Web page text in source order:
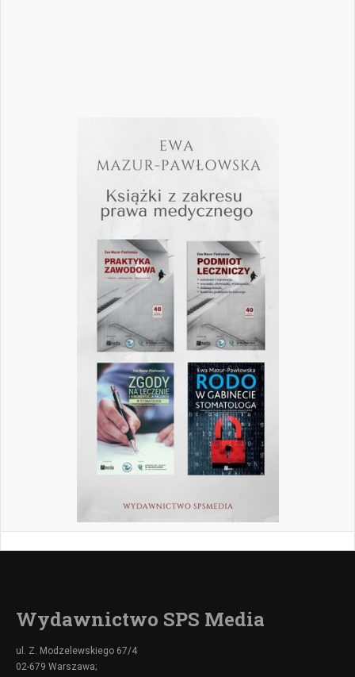
Wydawnictwo SPS Media
ul. Z. Modzelewskiego 67/4
02-679 Warszawa;